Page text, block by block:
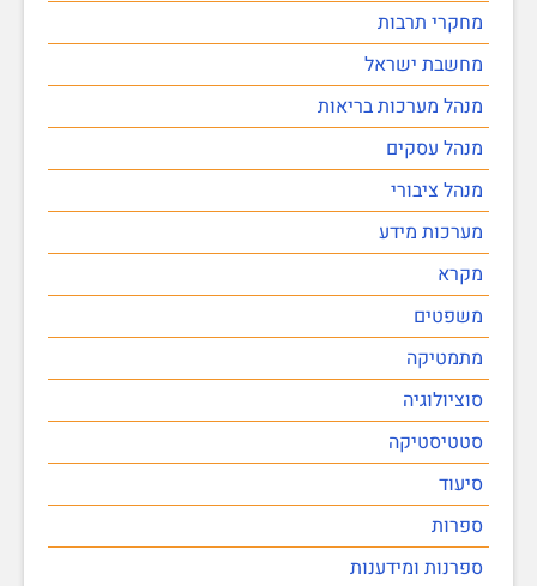
מחקרי תרבות
מחשבת ישראל
מנהל מערכות בריאות
מנהל עסקים
מנהל ציבורי
מערכות מידע
מקרא
משפטים
מתמטיקה
סוציולוגיה
סטטיסטיקה
סיעוד
ספרות
ספרנות ומידענות